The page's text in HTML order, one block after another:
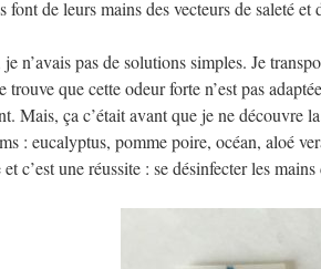
font de leurs mains des vecteurs de saleté et
je n’avais pas de solutions simples. Je
trouve que cette odeur forte n’est pas
Mais, ça c’était avant que je ne découvre
: eucalyptus, pomme poire, océan, aloé
c’est une réussite : se désinfecter les